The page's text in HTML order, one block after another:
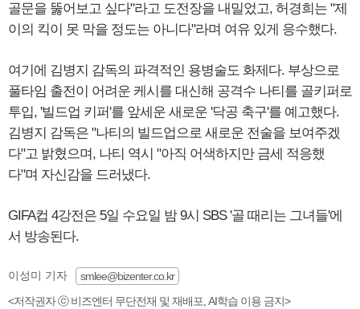
골문을 뚫어보고 싶다"라고 도전장을 내밀었고, 허경희는 "제
이의 킥이 못 막을 정도는 아니다"라며 여유 있게 응수했다.
여기에 김병지 감독의 파격적인 용병술도 화제다. 부상으로
풀타임 출전이 어려운 케시를 대신해 공격수 나티를 골키퍼로
투입, '빌드업 키퍼'를 앞세운 새로운 '닥공 축구'를 예고했다.
김병지 감독은 "나티의 빌드업으로 새로운 전술을 보여주겠
다"고 밝혔으며, 나티 역시 "아직 어색하지만 금세 적응했
다"며 자신감을 드러냈다.
GIFA컵 4강전은 5일 수요일 밤 9시 SBS '골 때리는 그녀들'에
서 방송된다.
이성미 기자
smlee@bizenter.co.kr
<저작권자 ⓒ 비즈엔터 무단전재 및 재배포, AI학습 이용 금지>